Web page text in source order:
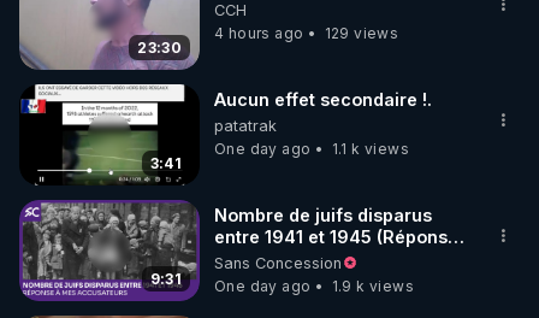
23:30
CCH
4 hours ago
129 views
3:41
Aucun effet secondaire !.
patatrak
One day ago
1.1 k views
9:31
Nombre de juifs disparus
entre 1941 et 1945 (Réponse
à mes accusateurs)
Sans Concession
One day ago
1.9 k views